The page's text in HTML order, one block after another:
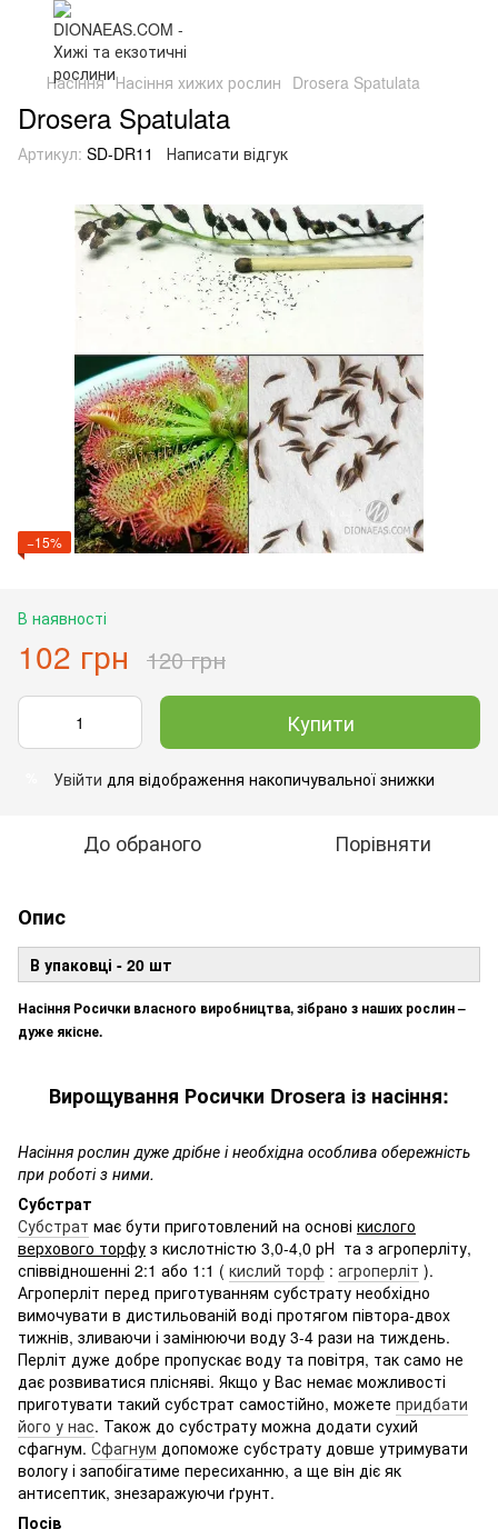
Насіння Насіння хижих рослин Drosera Spatulata
Drosera Spatulata
Артикул: SD-DR11 Написати відгук
−15%
В наявності
102 грн 120 грн
Купити
Увійти для відображення накопичувальної знижки
До обраного Порівняти
Опис
В упаковці - 20 шт
Насіння Росички власного виробництва, зібрано з наших рослин –
дуже якісне.
Вирощування Росички Drosera із насіння:
Насіння рослин дуже дрібне і необхідна особлива обережність
при роботі з ними.
Субстрат
Субстрат має бути приготовлений на основі кислого
верхового торфу з кислотністю 3,0-4,0 рН та з агроперліту,
співвідношенні 2:1 або 1:1 ( кислий торф : агроперліт ).
Агроперліт перед приготуванням субстрату необхідно
вимочувати в дистильованій воді протягом півтора-двох
тижнів, зливаючи і замінюючи воду 3-4 рази на тиждень.
Перліт дуже добре пропускає воду та повітря, так само не
дає розвиватися плісняві. Якщо у Вас немає можливості
приготувати такий субстрат самостійно, можете придбати
його у нас. Також до субстрату можна додати сухий
сфагнум. Сфагнум допоможе субстрату довше утримувати
вологу і запобігатиме пересиханню, а ще він діє як
антисептик, знезаражуючи ґрунт.
Посів